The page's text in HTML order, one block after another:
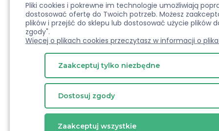
Pliki cookies i pokrewne im technologie umożliwiają
dostosować ofertę do Twoich potrzeb. Możesz
plików i przejść do sklepu lub dostosować użycie plików
zgody".
Więcej o plikach cookies przeczytasz w informacji o
Zaakceptuj tylko niezbędne
Dostosuj zgody
Zaakceptuj wszystkie